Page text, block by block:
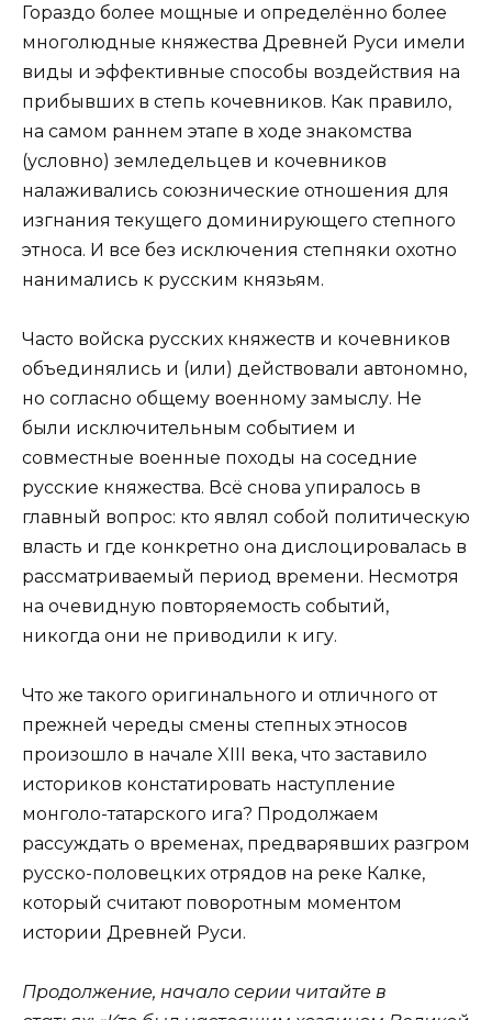
Гораздо более мощные и определённо более
многолюдные княжества Древней Руси имели
виды и эффективные способы воздействия на
прибывших в степь кочевников. Как правило,
на самом раннем этапе в ходе знакомства
(условно) земледельцев и кочевников
налаживались союзнические отношения для
изгнания текущего доминирующего степного
этноса. И все без исключения степняки охотно
нанимались к русским князьям.
Часто войска русских княжеств и кочевников
объединялись и (или) действовали автономно,
но согласно общему военному замыслу. Не
были исключительным событием и
совместные военные походы на соседние
русские княжества. Всё снова упиралось в
главный вопрос: кто являл собой политическую
власть и где конкретно она дислоцировалась в
рассматриваемый период времени. Несмотря
на очевидную повторяемость событий,
никогда они не приводили к игу.
Что же такого оригинального и отличного от
прежней череды смены степных этносов
произошло в начале XIII века, что заставило
историков констатировать наступление
монголо-татарского ига? Продолжаем
рассуждать о временах, предварявших разгром
русско-половецких отрядов на реке Калке,
который считают поворотным моментом
истории Древней Руси.
Продолжение, начало серии читайте в